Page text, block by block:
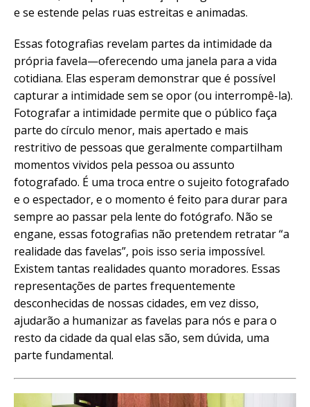
e se estende pelas ruas estreitas e animadas.
Essas fotografias revelam partes da intimidade da
própria favela—oferecendo uma janela para a vida
cotidiana. Elas esperam demonstrar que é possível
capturar a intimidade sem se opor (ou interrompê-la).
Fotografar a intimidade permite que o público faça
parte do círculo menor, mais apertado e mais
restritivo de pessoas que geralmente compartilham
momentos vividos pela pessoa ou assunto
fotografado. É uma troca entre o sujeito fotografado
e o espectador, e o momento é feito para durar para
sempre ao passar pela lente do fotógrafo. Não se
engane, essas fotografias não pretendem retratar “a
realidade das favelas”, pois isso seria impossível.
Existem tantas realidades quanto moradores. Essas
representações de partes frequentemente
desconhecidas de nossas cidades, em vez disso,
ajudarão a humanizar as favelas para nós e para o
resto da cidade da qual elas são, sem dúvida, uma
parte fundamental.